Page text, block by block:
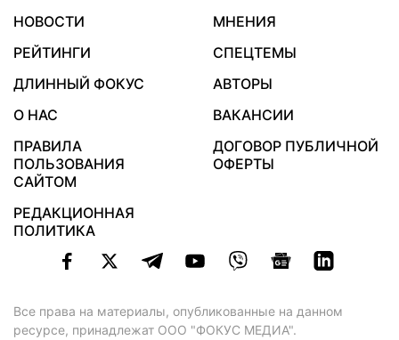
НОВОСТИ
МНЕНИЯ
РЕЙТИНГИ
СПЕЦТЕМЫ
ДЛИННЫЙ ФОКУС
АВТОРЫ
О НАС
ВАКАНСИИ
ПРАВИЛА
ПОЛЬЗОВАНИЯ
САЙТОМ
ДОГОВОР ПУБЛИЧНОЙ
ОФЕРТЫ
РЕДАКЦИОННАЯ
ПОЛИТИКА
Все права на материалы, опубликованные на данном
ресурсе, принадлежат ООО "ФОКУС МЕДИА".